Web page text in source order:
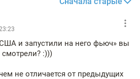
и запустили на него фьюч» вы
:)))
не отличается от предыдущих